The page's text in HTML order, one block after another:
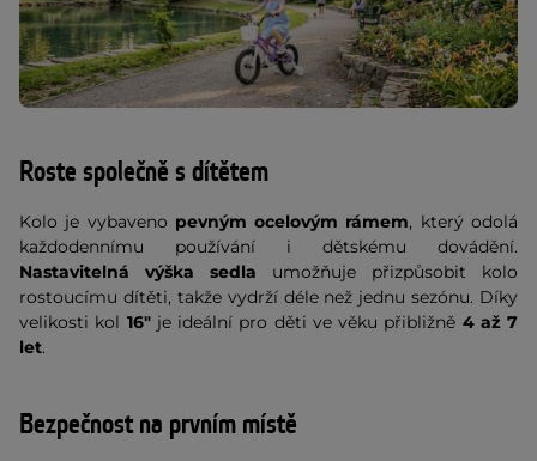
Roste společně s dítětem
Kolo je vybaveno pevným ocelovým rámem, který odolá
každodennímu používání i dětskému dovádění.
Nastavitelná výška sedla umožňuje přizpůsobit kolo
rostoucímu dítěti, takže vydrží déle než jednu sezónu. Díky
velikosti kol 16"je ideální pro děti ve věku přibližně 4 až 7
let.
Bezpečnost na prvním místě